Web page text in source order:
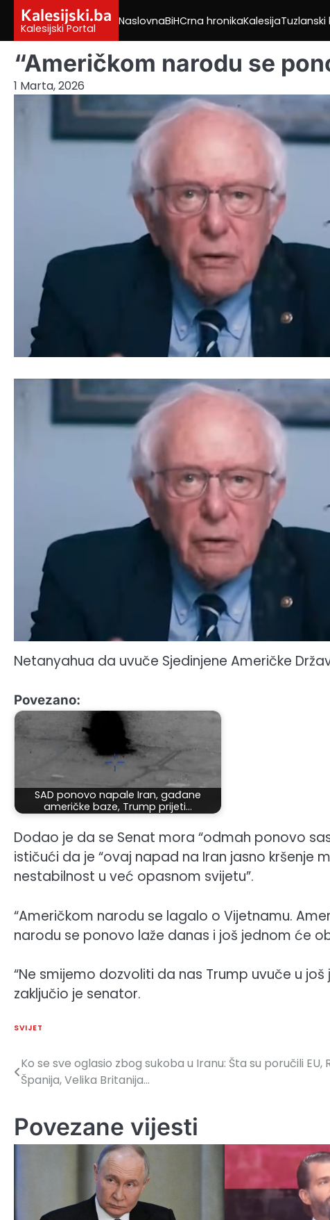
content
Kalesijski.ba
Kalesijski Portal
NaslovnaBiHCrna hronikaKalesija
“Američkom narodu se
1 Marta, 2026
Netanyahua da uvuče Sjedinjene Američke
Povezano:
SAD ponovo napale Iran, gađane
američke baze, Trump prijeti…
Dodao je da se Senat mora “odmah ponovo
ističući da je “ovaj napad na Iran jasno
nestabilnost u već opasnom svijetu”.
“Američkom narodu se lagalo o Vijetnamu.
narodu se ponovo laže danas i još jednom će
“Ne smijemo dozvoliti da nas Trump uvuče u
zaključio je senator.
SVIJET
Navigacija
članaka
Ko se sve oglasio zbog sukoba u Iranu: Šta su poručili EU,
Španija, Velika Britanija…
Povezane vijesti